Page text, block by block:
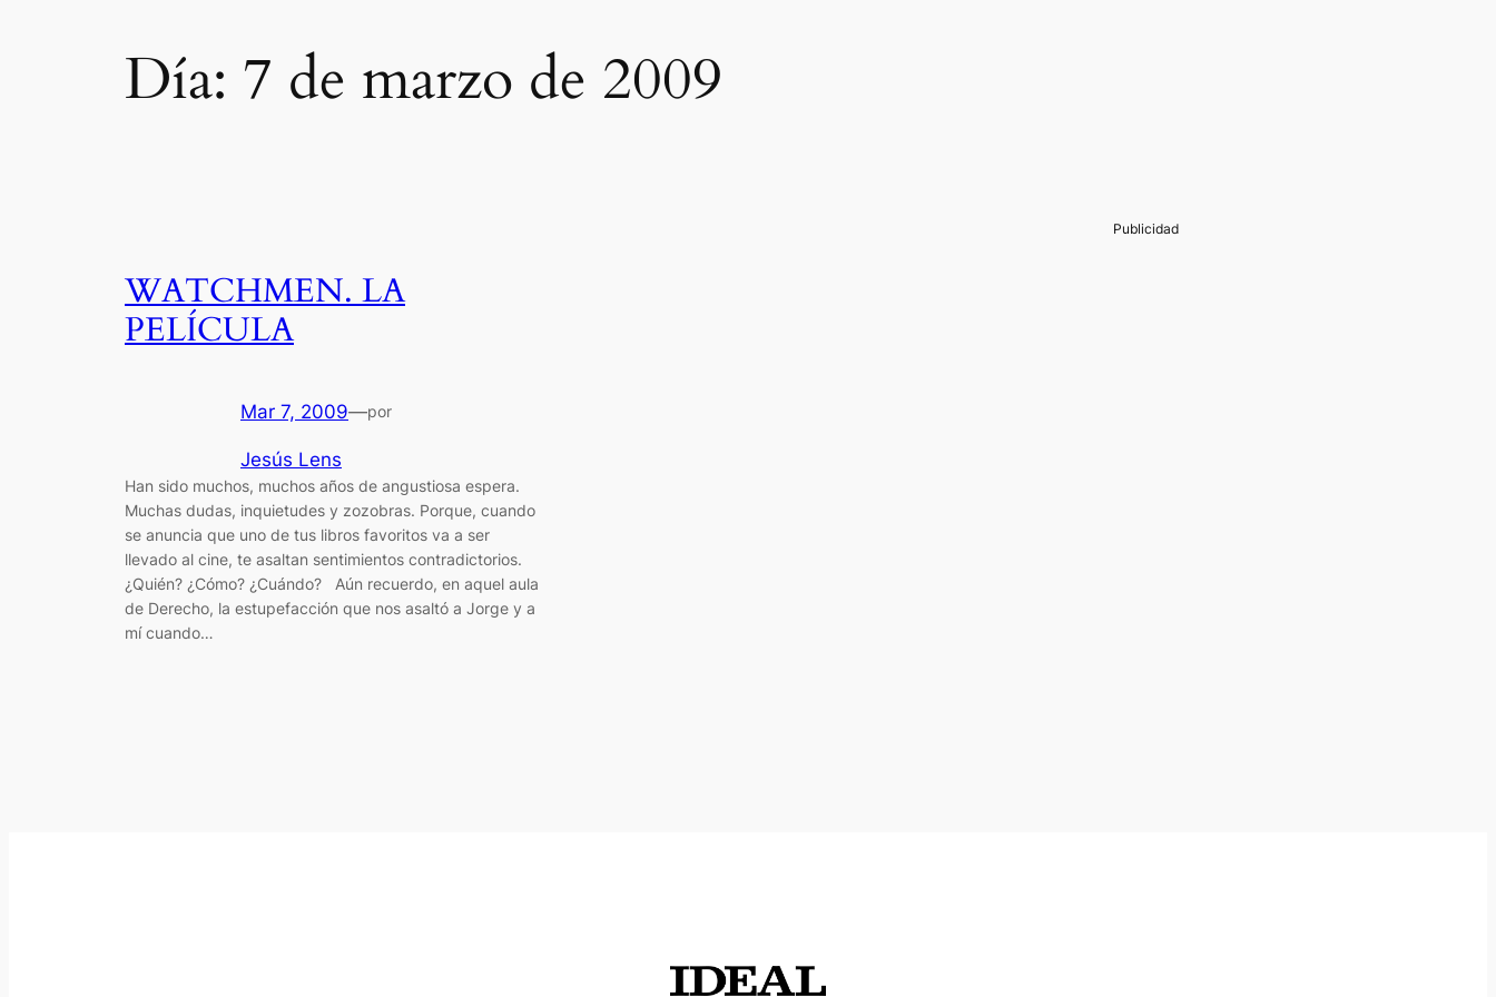
Día: 7 de marzo de 2009
WATCHMEN. LA
PELÍCULA
Mar 7, 2009—por
Jesús Lens
Han sido muchos, muchos años de angustiosa espera.
Muchas dudas, inquietudes y zozobras. Porque, cuando
se anuncia que uno de tus libros favoritos va a ser
llevado al cine, te asaltan sentimientos contradictorios.
¿Quién? ¿Cómo? ¿Cuándo? Aún recuerdo, en aquel aula
de Derecho, la estupefacción que nos asaltó a Jorge y a
mí cuando…